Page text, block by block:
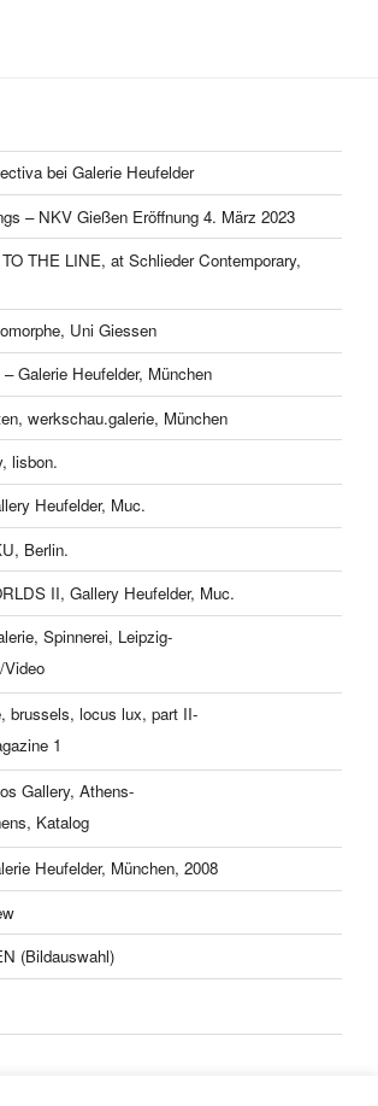
bei Galerie Heufelder
– NKV Gießen Eröffnung 4. März 2023
THE LINE, at Schlieder Contemporary,
Uni Giessen
Galerie Heufelder, München
werkschau.galerie, München
lisbon.
Heufelder, Muc.
Berlin.
II, Gallery Heufelder, Muc.
Spinnerei, Leipzig-
brussels, locus lux, part II-
1
Gallery, Athens-
Katalog
Heufelder, München, 2008
(Bildauswahl)